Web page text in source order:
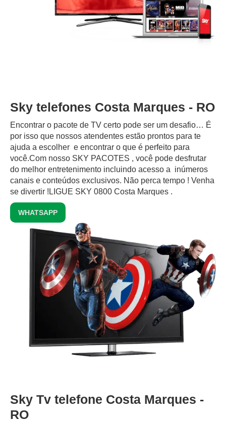
Sky telefones Costa Marques - RO
Encontrar o pacote de TV certo pode ser um desafio… É
por isso que nossos atendentes estão prontos para te
ajuda a escolher e encontrar o que é perfeito para
você.Com nosso SKY PACOTES , você pode desfrutar
do melhor entretenimento incluindo acesso a inúmeros
canais e conteúdos exclusivos.‍ Não perca tempo ! Venha
se divertir !LIGUE SKY 0800 Costa Marques .
WHATSAPP
Sky Tv telefone Costa Marques -
RO